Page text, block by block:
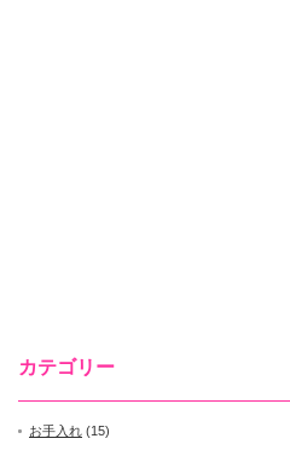
カテゴリー
お手入れ (15)